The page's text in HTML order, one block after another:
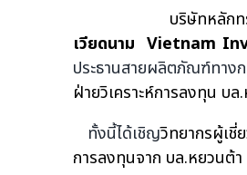
บริษัทหลักทรัพย์ ห
เวียดนาม Vietnam
ประธานสายผลิตภัณฑ์ทาง
ฝ่ายวิเคราะห์การลงทุน บ
ทั้งนี้ได้เชิญวิทยากรผู้เชี่
การลงทุนจาก บล.หยวนต้า